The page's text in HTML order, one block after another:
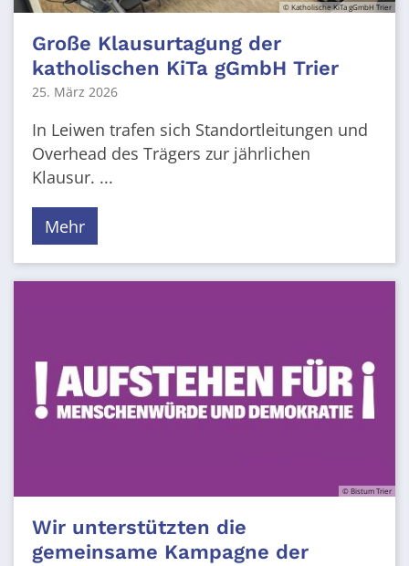
© Katholische KiTa gGmbH Trier
Große Klausurtagung der
katholischen KiTa gGmbH Trier
25. März 2026
In Leiwen trafen sich Standortleitungen und
Overhead des Trägers zur jährlichen
Klausur. ...
Mehr
© Bistum Trier
Wir unterstützten die
gemeinsame Kampagne der